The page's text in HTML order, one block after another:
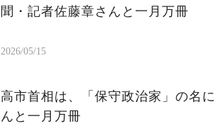
聞・記者佐藤章さんと一月万冊
2026/05/15
高市首相は、「保守政治家」の名
んと一月万冊